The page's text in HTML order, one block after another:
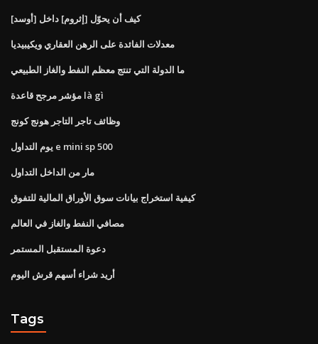
كيف أن يحوّل [إثروم] داخل [أوسد]
معدلات الفائدة على الرهن العقاري ويكيبيديا
ما الدولة التي تنتج معظم النفط والغاز الطبيعي
مؤشر مرجح قاعدة là gì
وظائف تاجر التاجر هونج كونج
يوم التداول e mini sp 500
مار من الداخل التداول
كيفية استخراج بيانات سوق الأوراق المالية للتفوق
مصافي النفط والغاز في العالم
دعوة المستقبل المستمر
أريد شراء أسهم قرش اليوم
Tags